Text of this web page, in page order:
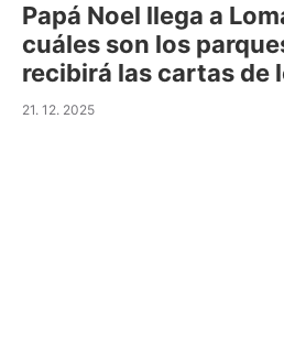
Papá Noel llega a
cuáles son los
recibirá las cartas de
21. 12. 2025